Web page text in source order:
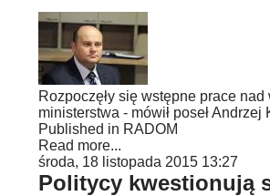
Rozpoczęły się wstępne prace
ministerstwa - mówił poseł
Published in RADOM
Read more...
środa, 18 listopada 2015 13:27
Politycy kwestionują